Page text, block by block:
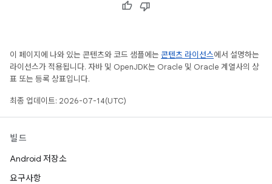
이 페이지에 나와 있는 콘텐츠와 코드 샘플에는 콘텐츠 라이선스에서 설명하는
라이선스가 적용됩니다. 자바 및 OpenJDK는 Oracle 및 Oracle 계열사의 상
표 또는 등록 상표입니다.
최종 업데이트: 2026-07-14(UTC)
빌드
Android 저장소
요구사항